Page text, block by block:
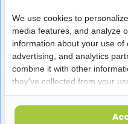
We use cookies to
media features, and analyze
information about your use
advertising, and analytics
combine it with other
they've collected from your